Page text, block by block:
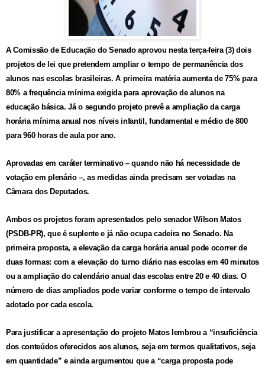
A Comissão de Educação do Senado aprovou nesta terça-feira (3) dois
projetos de lei que pretendem ampliar o tempo de permanência dos
alunos nas escolas brasileiras. A primeira matéria aumenta de 75% para
80% a frequência mínima exigida para aprovação de alunos na
educação básica. Já o segundo projeto prevê a ampliação da carga
horária mínima anual nos níveis infantil, fundamental e médio de 800
para 960 horas de aula por ano.
Aprovadas em caráter terminativo – quando não há necessidade de
votação em plenário –, as medidas ainda precisam ser votadas na
Câmara dos Deputados.
Ambos os projetos foram apresentados pelo senador Wilson Matos
(PSDB-PR), que é suplente e já não ocupa cadeira no Senado. Na
primeira proposta, a elevação da carga horária anual pode ocorrer de
duas formas: com a elevação do turno diário nas escolas em 40 minutos
ou a ampliação do calendário anual das escolas entre 20 e 40 dias. O
número de dias ampliados pode variar conforme o tempo de intervalo
adotado por cada escola.
Para justificar a apresentação do projeto Matos lembrou a “insuficiência
dos conteúdos oferecidos aos alunos, seja em termos qualitativos, seja
em quantidade” e ainda argumentou que a “carga proposta pode